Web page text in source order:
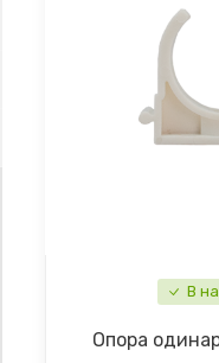
В
Опора